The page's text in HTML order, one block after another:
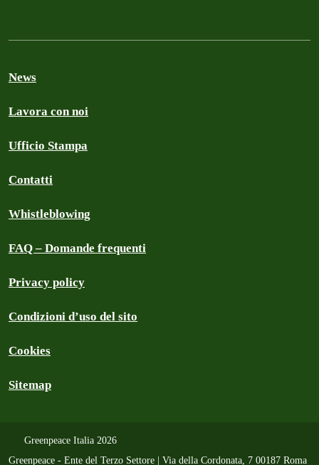
News
Lavora con noi
Ufficio Stampa
Contatti
Whistleblowing
FAQ – Domande frequenti
Privacy policy
Condizioni d’uso del sito
Cookies
Sitemap
Greenpeace Italia 2026
Greenpeace - Ente del Terzo Settore | Via della Cordonata, 7 00187 Roma